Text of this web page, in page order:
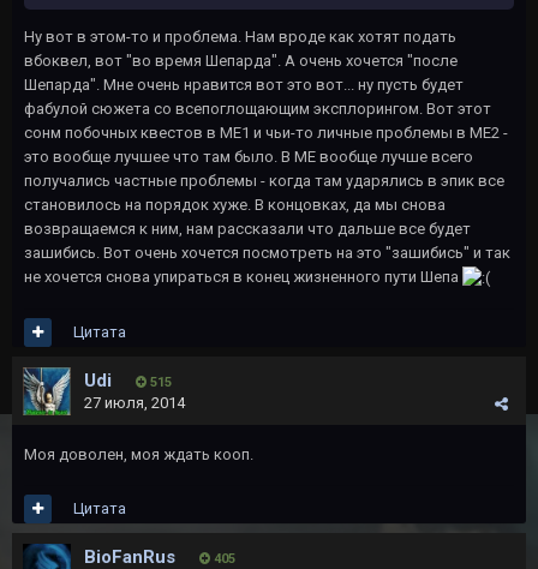
Ну вот в этом-то и проблема. Нам вроде как хотят подать
вбоквел, вот "во время Шепарда". А очень хочется "после
Шепарда". Мне очень нравится вот это вот... ну пусть будет
фабулой сюжета со всепоглощающим эксплорингом. Вот этот
сонм побочных квестов в МЕ1 и чьи-то личные проблемы в МЕ2 -
это вообще лучшее что там было. В МЕ вообще лучше всего
получались частные проблемы - когда там ударялись в эпик все
становилось на порядок хуже. В концовках, да мы снова
возвращаемся к ним, нам рассказали что дальше все будет
зашибись. Вот очень хочется посмотреть на это "зашибись" и так
не хочется снова упираться в конец жизненного пути Шепа
Цитата
Udi 515
27 июля, 2014
Моя доволен, моя ждать кооп.
Цитата
BioFanRus 405